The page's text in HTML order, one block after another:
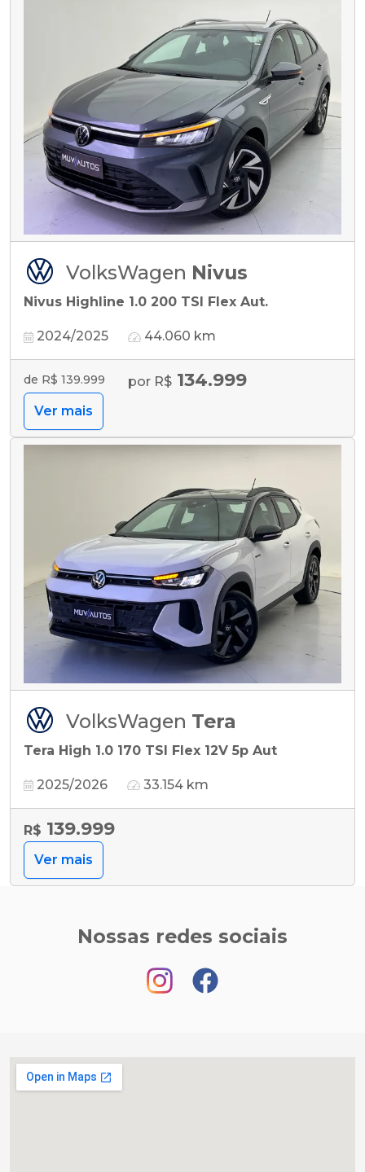
VolksWagen Nivus
Nivus Highline 1.0 200 TSI Flex Aut.
2024/2025 44.060 km
de R$ 139.999 por R$ 134.999
Ver mais
VolksWagen Tera
Tera High 1.0 170 TSI Flex 12V 5p Aut
2025/2026 33.154 km
R$ 139.999
Ver mais
Nossas redes sociais